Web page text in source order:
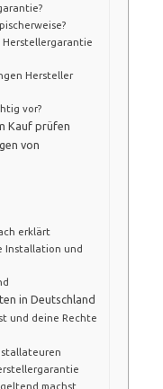
Herstellergarantie
Hersteller
vor?
Kauf prüfen
von
erklärt
Installation und
in Deutschland
und deine Rechte
machst